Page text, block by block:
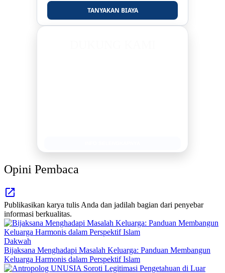
TANYAKAN BIAYA
Opini Pembaca
Publikasikan karya tulis Anda dan jadilah bagian dari penyebar
informasi berkualitas.
Dakwah
Bijaksana Menghadapi Masalah Keluarga: Panduan Membangun
Keluarga Harmonis dalam Perspektif Islam